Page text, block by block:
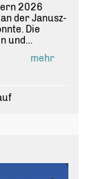
2026
der Janusz-
Die
und
g2XXiMGvKr
mehr